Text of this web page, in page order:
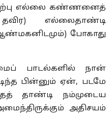
எல்லை கண்ணனைத்
எல்லைதாண்டி
போகாது
பாடல்களில் நான்
பின்னும் ஏன், படமே
தாண்டி நம்முடைய
அதிசயம்